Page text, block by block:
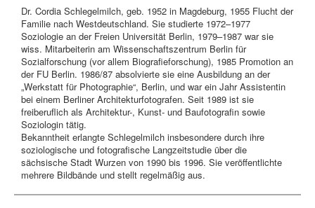
Dr. Cordia Schlegelmilch, geb. 1952 in Magdeburg, 1955 Flucht der
Familie nach Westdeutschland. Sie studierte 1972–1977
Soziologie an der Freien Universität Berlin, 1979–1987 war sie
wiss. Mitarbeiterin am Wissenschaftszentrum Berlin für
Sozialforschung (vor allem Biografieforschung), 1985 Promotion an
der FU Berlin. 1986/87 absolvierte sie eine Ausbildung an der
„Werkstatt für Photographie“, Berlin, und war ein Jahr Assistentin
bei einem Berliner Architekturfotografen. Seit 1989 ist sie
freiberuflich als Architektur-, Kunst- und Baufotografin sowie
Soziologin tätig.
Bekanntheit erlangte Schlegelmilch insbesondere durch ihre
soziologische und fotografische Langzeitstudie über die
sächsische Stadt Wurzen von 1990 bis 1996. Sie veröffentlichte
mehrere Bildbände und stellt regelmäßig aus.